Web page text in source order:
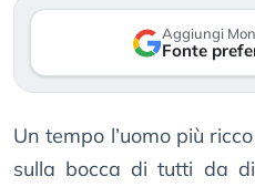
Aggiungi
Fonte
Un tempo l’uomo più
sulla bocca di tutti da